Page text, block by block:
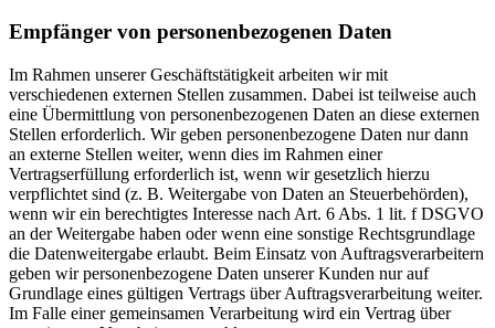
Empfänger von personenbezogenen Daten
Im Rahmen unserer Geschäftstätigkeit arbeiten wir mit
verschiedenen externen Stellen zusammen. Dabei ist teilweise auch
eine Übermittlung von personenbezogenen Daten an diese externen
Stellen erforderlich. Wir geben personenbezogene Daten nur dann
an externe Stellen weiter, wenn dies im Rahmen einer
Vertragserfüllung erforderlich ist, wenn wir gesetzlich hierzu
verpflichtet sind (z. B. Weitergabe von Daten an Steuerbehörden),
wenn wir ein berechtigtes Interesse nach Art. 6 Abs. 1 lit. f DSGVO
an der Weitergabe haben oder wenn eine sonstige Rechtsgrundlage
die Datenweitergabe erlaubt. Beim Einsatz von Auftragsverarbeitern
geben wir personenbezogene Daten unserer Kunden nur auf
Grundlage eines gültigen Vertrags über Auftragsverarbeitung weiter.
Im Falle einer gemeinsamen Verarbeitung wird ein Vertrag über